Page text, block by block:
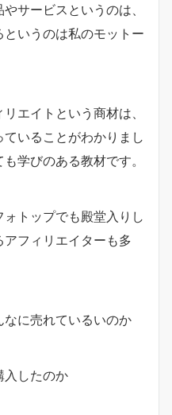
サービスというのは、
いうのは私のモットー
エイトという商材は、
いることがわかりまし
学びのある教材です。
トップでも殿堂入りし
フィリエイターも多
なに売れているいのか
入したのか